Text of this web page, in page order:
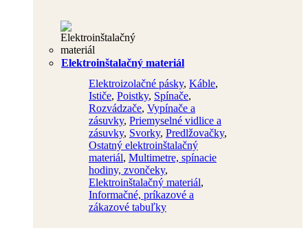
Elektroinštalačný materiál
Elektroizolačné pásky, Káble,
Ističe, Poistky, Spínače,
Rozvádzače, Vypínače a
zásuvky, Priemyselné vidlice a
zásuvky, Svorky, Predlžovačky,
Ostatný elektroinštalačný
materiál, Multimetre, spínacie
hodiny, zvončeky,
Elektroinštalačný materiál,
Informačné, príkazové a
zákazové tabuľky